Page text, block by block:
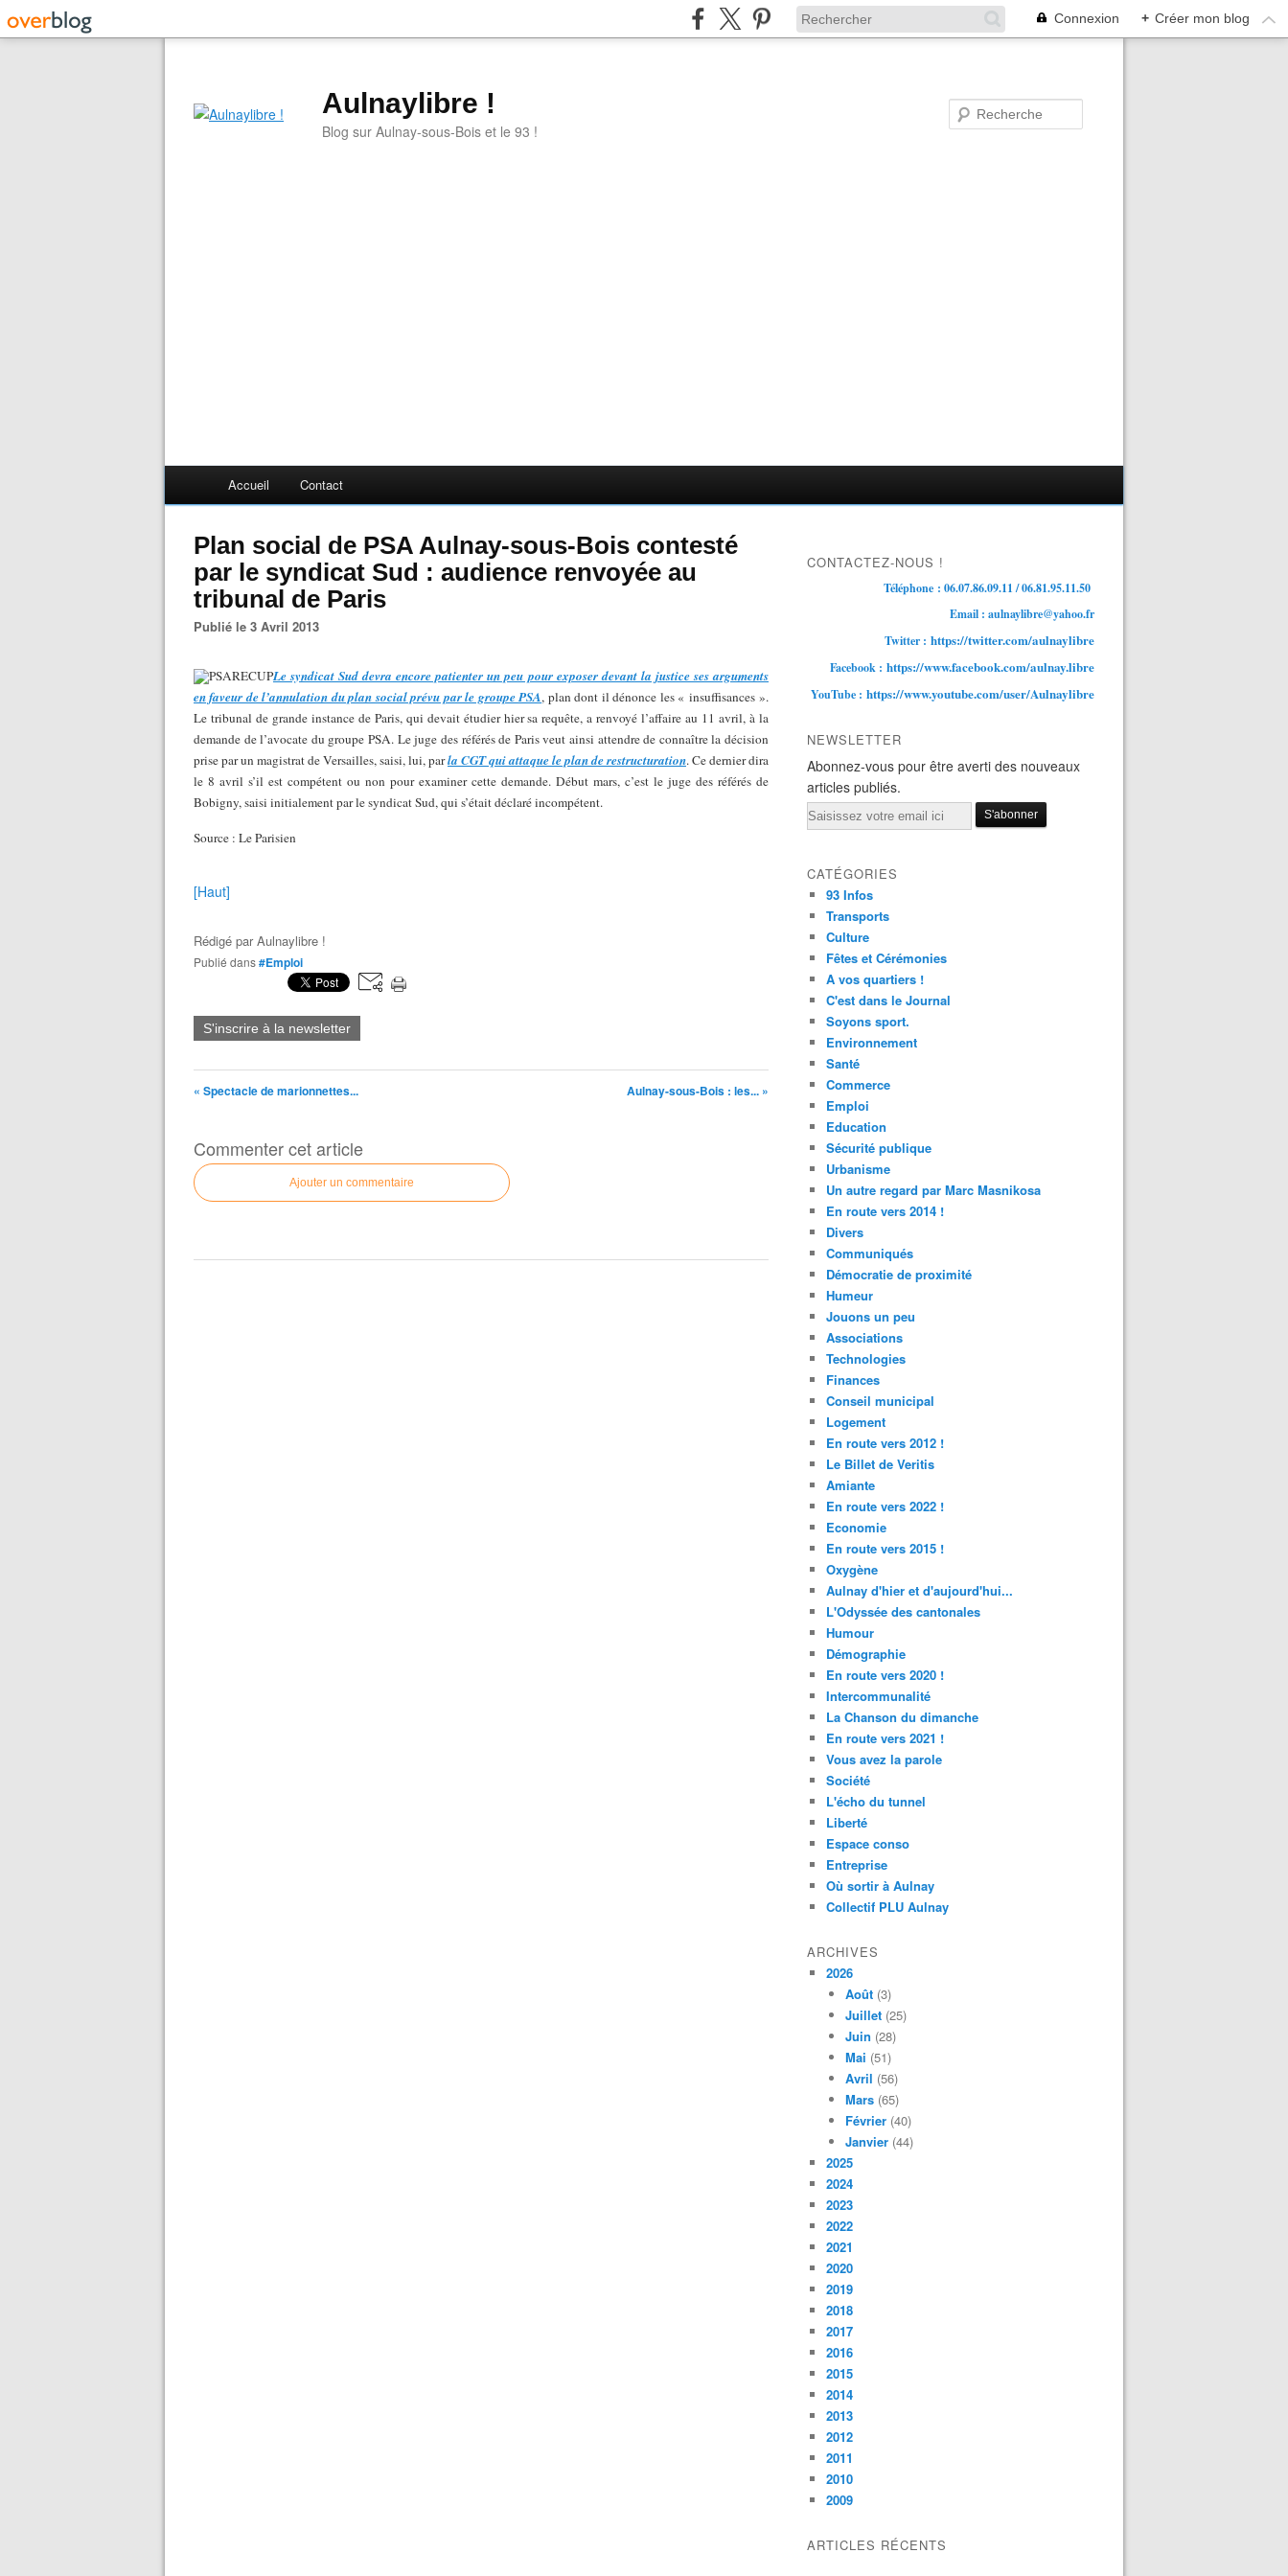
Connexion + Créer mon blog
Aulnaylibre !
Blog sur Aulnay-sous-Bois et le 93 !
Accueil Contact
Plan social de PSA Aulnay-sous-Bois contesté
par le syndicat Sud : audience renvoyée au
tribunal de Paris
Publié le 3 Avril 2013
Le syndicat Sud devra encore patienter un peu pour exposer devant la justice ses arguments
en faveur de l’annulation du plan social prévu par le groupe PSA, plan dont il dénonce les « insuffisances ».
Le tribunal de grande instance de Paris, qui devait étudier hier sa requête, a renvoyé l’affaire au 11 avril, à la
demande de l’avocate du groupe PSA. Le juge des référés de Paris veut ainsi attendre de connaître la décision
prise par un magistrat de Versailles, saisi, lui, parla CGT qui attaque le plan de restructuration. Ce dernier dira
le 8 avril s’il est compétent ou non pour examiner cette demande. Début mars, c’est le juge des référés de
Bobigny, saisi initialement par le syndicat Sud, qui s’était déclaré incompétent.
Source : Le Parisien
[Haut]
Rédigé parAulnaylibre !
Publié dans#Emploi
S'inscrire à la newsletter
« Spectacle de marionnettes... Aulnay-sous-Bois : les... »
Commenter cet article
Ajouter un commentaire
CONTACTEZ-NOUS !
Téléphone : 06.07.86.09.11 / 06.81.95.11.50
Email : aulnaylibre@yahoo.fr
Twitter : https://twitter.com/aulnaylibre
Facebook : https://www.facebook.com/aulnay.libre
YouTube : https://www.youtube.com/user/Aulnaylibre
NEWSLETTER
Abonnez-vous pour être averti des nouveaux
articles publiés.
Email
CATÉGORIES
93 Infos
Transports
Culture
Fêtes et Cérémonies
A vos quartiers !
C'est dans le Journal
Soyons sport.
Environnement
Santé
Commerce
Emploi
Education
Sécurité publique
Urbanisme
Un autre regard par Marc Masnikosa
En route vers 2014 !
Divers
Communiqués
Démocratie de proximité
Humeur
Jouons un peu
Associations
Technologies
Finances
Conseil municipal
Logement
En route vers 2012 !
Le Billet de Veritis
Amiante
En route vers 2022 !
Economie
En route vers 2015 !
Oxygène
Aulnay d'hier et d'aujourd'hui...
L'Odyssée des cantonales
Humour
Démographie
En route vers 2020 !
Intercommunalité
La Chanson du dimanche
En route vers 2021 !
Vous avez la parole
Société
L'écho du tunnel
Liberté
Espace conso
Entreprise
Où sortir à Aulnay
Collectif PLU Aulnay
ARCHIVES
2026
Août (3)
Juillet (25)
Juin (28)
Mai (51)
Avril (56)
Mars (65)
Février (40)
Janvier (44)
2025
2024
2023
2022
2021
2020
2019
2018
2017
2016
2015
2014
2013
2012
2011
2010
2009
ARTICLES RÉCENTS